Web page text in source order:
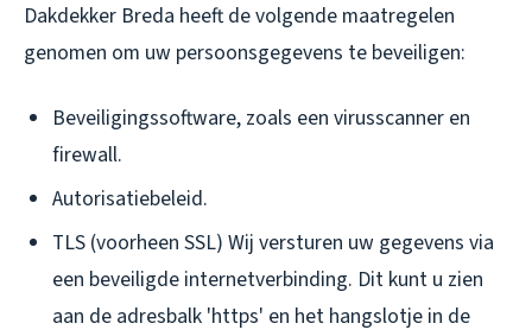
Dakdekker Breda heeft de volgende maatregelen
genomen om uw persoonsgegevens te beveiligen:
Beveiligingssoftware, zoals een virusscanner en
firewall.
Autorisatiebeleid.
TLS (voorheen SSL) Wij versturen uw gegevens via
een beveiligde internetverbinding. Dit kunt u zien
aan de adresbalk 'https' en het hangslotje in de